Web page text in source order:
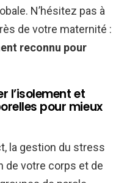
N’hésitez pas à
de votre maternité :
reconnu pour
l’isolement et
pour mieux
la gestion du stress
de votre corps et de